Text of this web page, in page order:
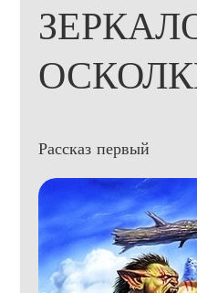
Рассказ первый